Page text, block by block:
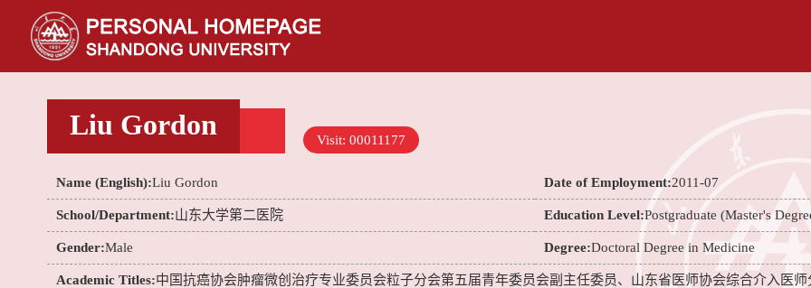
Liu Gordon Visit: 00011177
Name (English):Liu Gordon Date of Employment:2011-07
School/Department:山东大学第二医院 Education Level:Postgraduate (Master's
Gender:Male Degree:Doctoral Degree in Medicine
Academic Titles:中国抗癌协会肿瘤微创治疗专业委员会粒子分会第五届青年委员会副主任委员、山东省医师协会综合介入医